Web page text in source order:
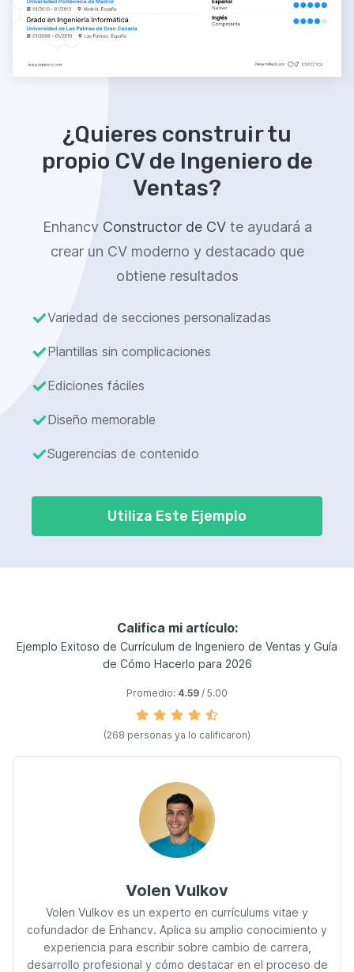
¿Quieres construir tu
propio CV de Ingeniero de
Ventas?
Enhancv Constructor de CV te ayudará a
crear un CV moderno y destacado que
obtiene resultados
Variedad de secciones personalizadas
Plantillas sin complicaciones
Ediciones fáciles
Diseño memorable
Sugerencias de contenido
Utiliza Este Ejemplo
Califica mi artículo:
Ejemplo Exitoso de Currículum de Ingeniero de Ventas y Guía
de Cómo Hacerlo para 2026
Promedio: 4.59 / 5.00
(268 personas ya lo calificaron)
Volen Vulkov
Volen Vulkov es un experto en currículums vitae y
cofundador de Enhancv. Aplica su amplio conocimiento y
experiencia para escribir sobre cambio de carrera,
desarrollo profesional y cómo destacar en el proceso de